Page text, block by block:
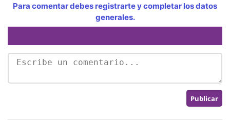
Para comentar debes registrarte y completar los datos
generales.